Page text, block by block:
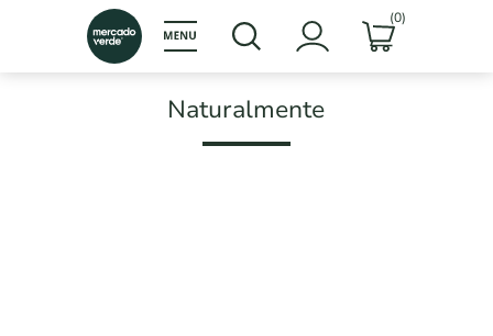
(0)
Naturalmente